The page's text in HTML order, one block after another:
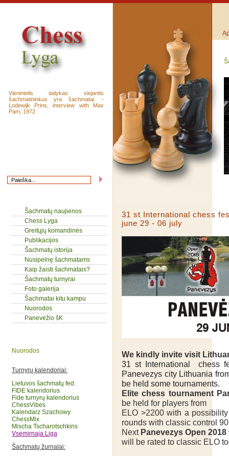
Vienintelis dalykas siejantis
šachmatininkus yra šachmatai. -
Lodewijk Prins, interview with Max
Pam, 1972
Šachmatų naujienos
Chess Lyga
Greitųjų komandinės
Publikacijos
Šachmatų istorija
Nusipelnę šachmatams
Kaip žaisti šachmatais?
Šachmatų turnyrai
Foto galerija
Šachmatai kitu kampu
Nuorodos
Panevėžio šK
Nuorodos
Turnyrų kalendoriai:
Lietuvos šachmatų fed .
FIDE kalendorius
Fide turnyrų kalendorius
ChessVibes
Kalendarz Szachowy
ChessMix
Mischa Tscharotschkins
Vsemirnaja Liga
Šachmatų žurnalai:
31 st International chess
june 29 - 06 july
We kindly invite visit
31 st International chess
Panevezys city Lithuania
be held some tournaments.
Elite chess tournament
be held for players from
ELO >2200with a
rounds with classic control
Next Panevezys Open 2018
will be rated to classic ELO